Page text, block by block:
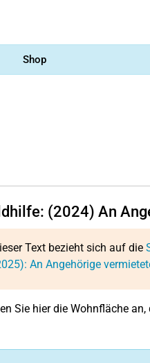
Shop
(2024) An
Text bezieht sich auf die
An Angehörige
Sie hier die Wohnfläche